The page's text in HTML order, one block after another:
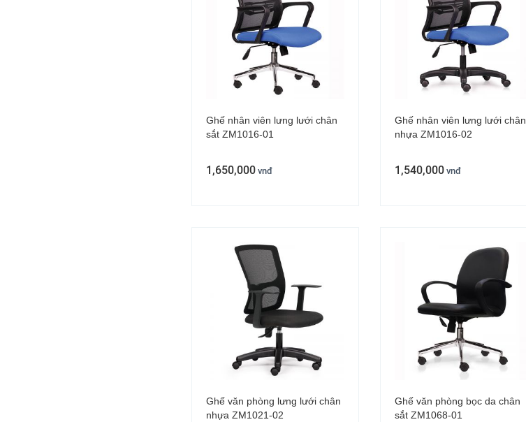
Ghế nhân viên lưng lưới chân
sắt ZM1016-01
1,650,000 vnđ
Ghế nhân viên lưng lưới chân
nhựa ZM1016-02
1,540,000 vnđ
Ghế văn phòng lưng lưới chân
nhựa ZM1021-02
Ghế văn phòng bọc da chân
sắt ZM1068-01